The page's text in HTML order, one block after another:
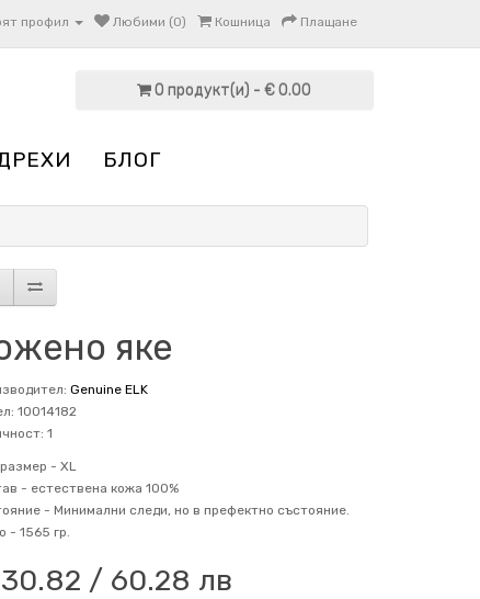
профил Любими (0) Кошница Плащане
0 продукт(и) - € 0.00
БЛОГ
яке
Genuine ELK
10014182
1
- XL
- естествена кожа 100%
- Минимални следи, но в префектно състояние.
- 1565 гр.
/ 60.28 лв